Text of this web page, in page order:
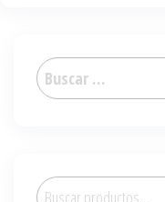
Buscar:
Buscar